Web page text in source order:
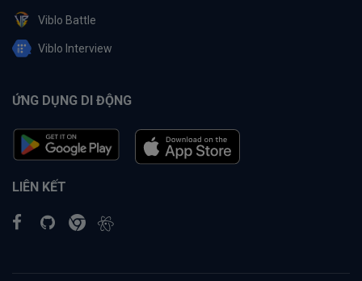
Viblo Battle
Viblo Interview
ỨNG DỤNG DI ĐỘNG
LIÊN KẾT